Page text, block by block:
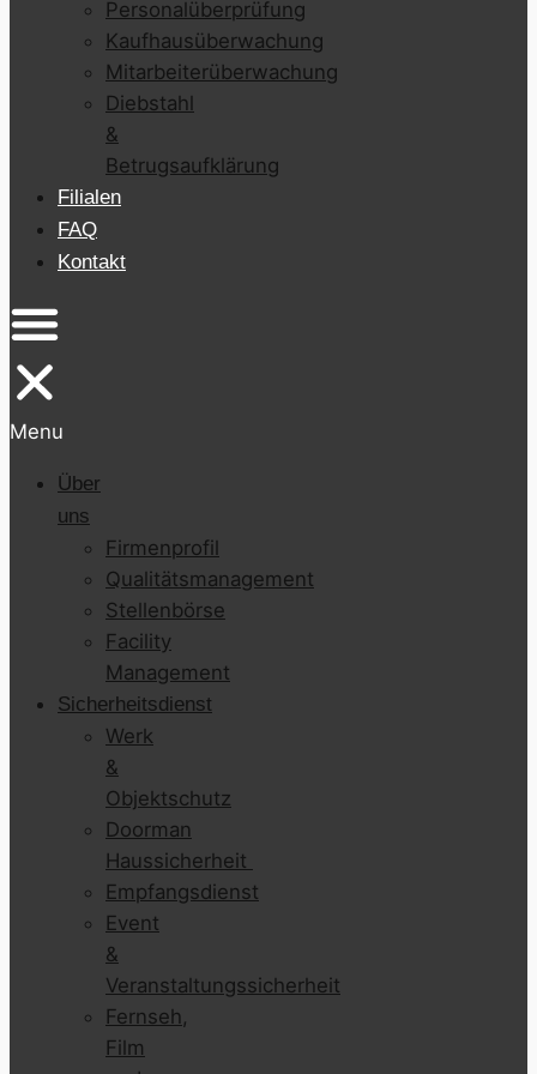
Personalüberprüfung
Kaufhausüberwachung
Mitarbeiterüberwachung
Diebstahl
&
Betrugsaufklärung
Filialen
FAQ
Kontakt
Menu
Über
uns
Firmenprofil
Qualitätsmanagement
Stellenbörse
Facility
Management
Sicherheitsdienst
Werk
&
Objektschutz
Doorman
Haussicherheit
Empfangsdienst
Event
&
Veranstaltungssicherheit
Fernseh,
Film